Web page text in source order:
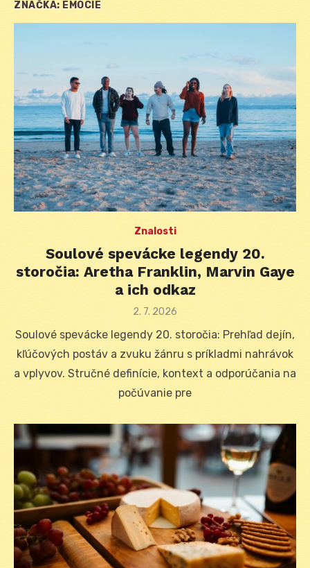
ZNAČKA: EMÓCIE
Znalosti
Soulové spevácke legendy 20.
storočia: Aretha Franklin, Marvin Gaye
a ich odkaz
Posted
2. 7. 2026
Soulové spevácke legendy 20. storočia: Prehľad dejín,
kľúčových postáv a zvuku žánru s príkladmi nahrávok
a vplyvov. Stručné definície, kontext a odporúčania na
počúvanie pre